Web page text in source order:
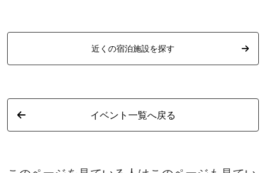
近くの宿泊施設を探す
イベント一覧へ戻る